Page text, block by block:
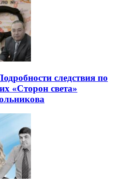
следствия по
«Сторон света»